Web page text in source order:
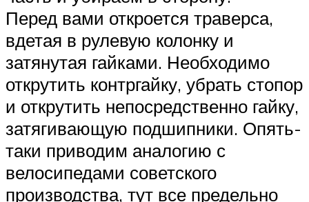
Перед вами откроется траверса,
вдетая в рулевую колонку и
затянутая гайками. Необходимо
открутить контргайку, убрать стопор
и открутить непосредственно гайку,
затягивающую подшипники. Опять-
таки приводим аналогию с
велосипедами советского
производства, тут все предельно